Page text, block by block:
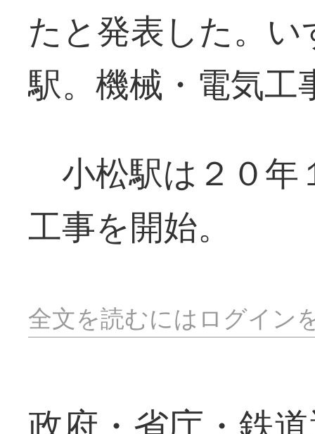
たと発表した。
駅。機械・電気工
小松駅は２０年
工事を開始。
全文を読むにはログイン